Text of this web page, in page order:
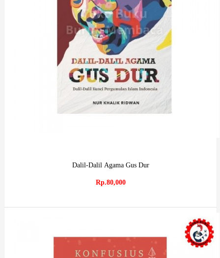
Dalil-Dalil Agama Gus Dur
Rp.80,000